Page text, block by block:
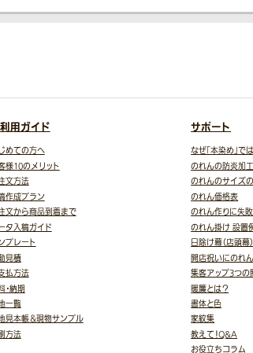
用ガイド
めての方へ
様10のメリット
文方法
作成プラン
文から商品到着まで
タ入稿ガイド
プレート
見積
払方法
・納期
一覧
見本帳＆現物サンプル
方法
サポート
なぜ「本染め」で
のれんの防炎加工
のれんのサイズ
のれん価格表
のれん作りに失
のれん掛け 設置
日除け幕（店頭幕
開店祝いにのれ
集客アップ3つの
暖簾とは？
書体と色
家紋集
教えて！Q&A
お役立ちコラム